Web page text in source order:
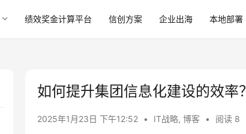
绩效奖金计算平台 信创方案 企业出海 本地部署
如何提升集团信息化建设的效率？
2025年1月23日 下午12:52 • IT战略, 博客 • 阅读 8